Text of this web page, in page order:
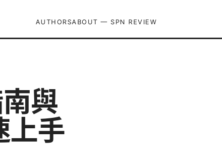
AUTHORSABOUT — SPN REVIEW
與
上手